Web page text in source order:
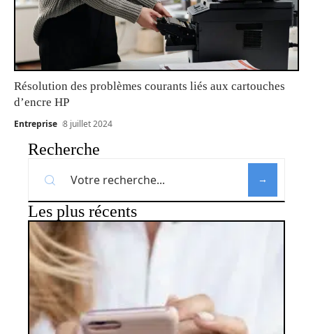
Résolution des problèmes courants liés aux cartouches
d’encre HP
Entreprise 8 juillet 2024
Recherche
Les plus récents